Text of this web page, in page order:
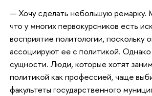
— Хочу сделать небольшую ремарку.
что у многих первокурсников есть
восприятие политологии, поскольку
ассоциируют ее с политикой.
сущности. Люди, которые хотят
политикой как профессией, чаще
факультеты государственного